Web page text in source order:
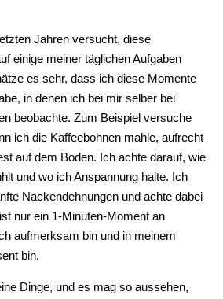
Jahren versucht, diese
einige meiner täglichen Aufgaben
es sehr, dass ich diese Momente
in denen ich bei mir selber bei
beobachte. Zum Beispiel versuche
ich die Kaffeebohnen mahle, aufrecht
auf dem Boden. Ich achte darauf, wie
und wo ich Anspannung halte. Ich
Nackendehnungen und achte dabei
nur ein 1-Minuten-Moment an
aufmerksam bin und in meinem
bin.
Dinge, und es mag so aussehen,